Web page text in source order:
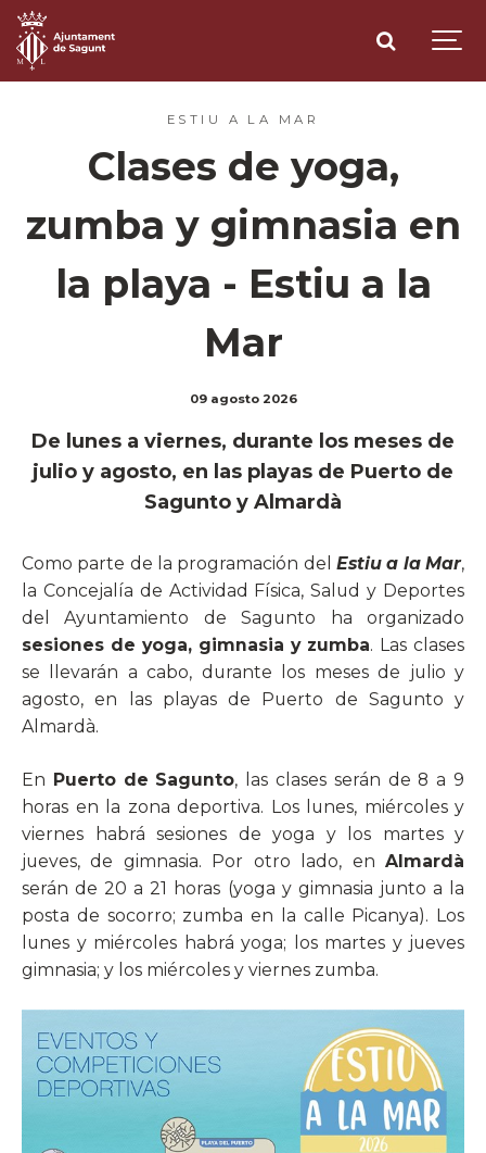
ESTIU A LA MAR
Clases de yoga,
zumba y gimnasia en
la playa - Estiu a la
Mar
09 agosto 2026
De lunes a viernes, durante los meses de
julio y agosto, en las playas de Puerto de
Sagunto y Almardà
Como parte de la programación del Estiu a la Mar,
la Concejalía de Actividad Física, Salud y Deportes
del Ayuntamiento de Sagunto ha organizado
sesiones de yoga, gimnasia y zumba. Las clases
se llevarán a cabo, durante los meses de julio y
agosto, en las playas de Puerto de Sagunto y
Almardà.
En Puerto de Sagunto, las clases serán de 8 a 9
horas en la zona deportiva. Los lunes, miércoles y
viernes habrá sesiones de yoga y los martes y
jueves, de gimnasia. Por otro lado, en Almardà
serán de 20 a 21 horas (yoga y gimnasia junto a la
posta de socorro; zumba en la calle Picanya). Los
lunes y miércoles habrá yoga; los martes y jueves
gimnasia; y los miércoles y viernes zumba.